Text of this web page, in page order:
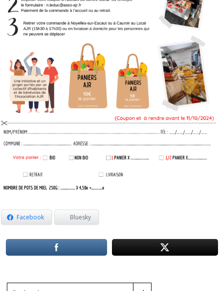
Facebook Bluesky